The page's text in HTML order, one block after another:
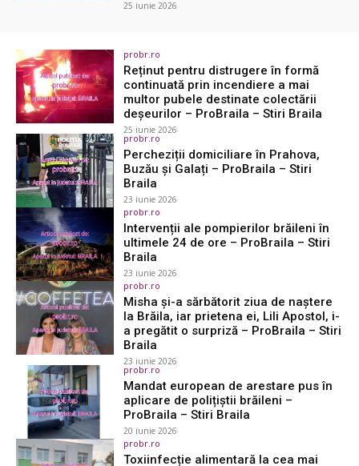
25 iunie 2026
probr.ro
Reținut pentru distrugere în formă
continuată prin incendiere a mai
multor pubele destinate colectării
deșeurilor – ProBraila – Stiri Braila
25 iunie 2026
probr.ro
Percheziții domiciliare în Prahova,
Buzău și Galați – ProBraila – Stiri
Braila
23 iunie 2026
probr.ro
Intervenții ale pompierilor brăileni în
ultimele 24 de ore – ProBraila – Stiri
Braila
23 iunie 2026
probr.ro
Misha și-a sărbătorit ziua de naștere
la Brăila, iar prietena ei, Lili Apostol, i-
a pregătit o surpriză – ProBraila – Stiri
Braila
23 iunie 2026
probr.ro
Mandat european de arestare pus în
aplicare de polițiștii brăileni –
ProBraila – Stiri Braila
20 iunie 2026
probr.ro
Toxiinfecție alimentară la cea mai